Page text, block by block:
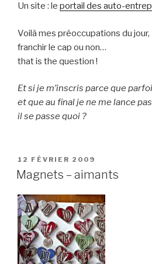
Un site : le portail des auto-
Voilà mes préoccupations du jour,
franchir le cap ou non…
that is the question !
Et si je m’inscris parce que
et que au final je ne me lance
il se passe quoi ?
PUBLIÉ
LE
12 FÉVRIER 2009
Magnets – aimants